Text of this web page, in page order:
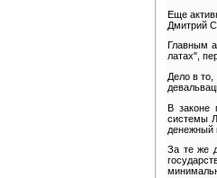
Еще
Дмитрий
Главным
латах",
Дело в то,
В законе
системы
денежный
За те же